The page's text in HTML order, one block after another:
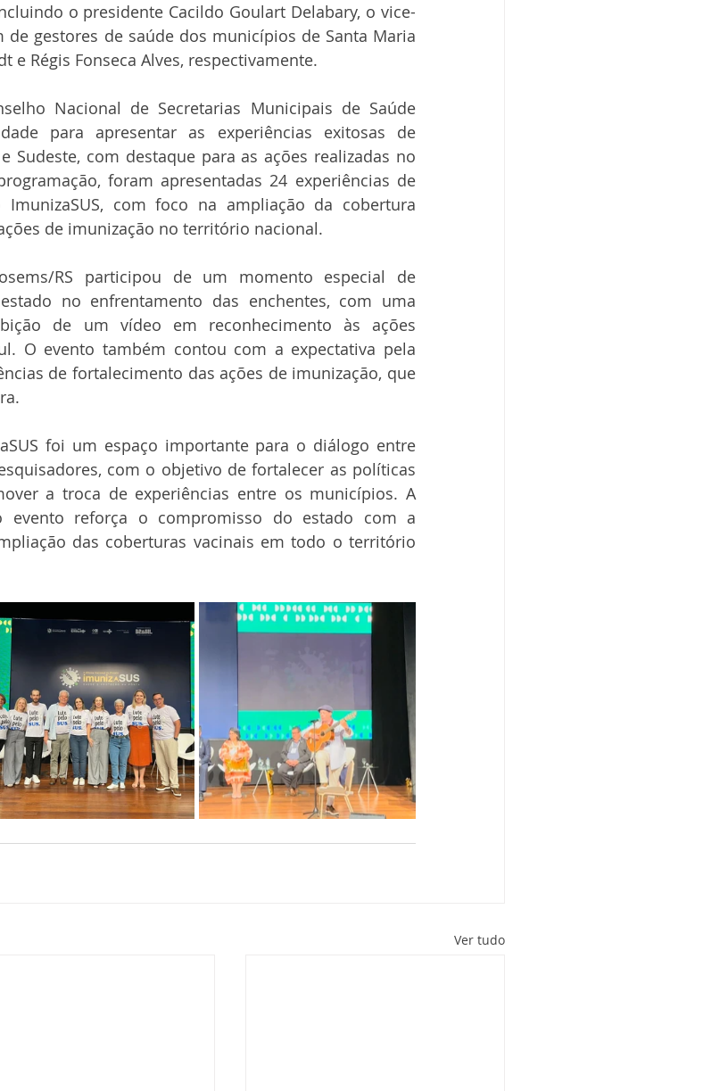
o presidente Cacildo Goulart Delabary, o vice-
de gestores de saúde dos municípios de Santa Maria
e Régis Fonseca Alves, respectivamente.
Nacional de Secretarias Municipais de Saúde
para apresentar as experiências exitosas de
Sudeste, com destaque para as ações realizadas no
foram apresentadas 24 experiências de
com foco na ampliação da cobertura
de imunização no território nacional.
RS participou de um momento especial de
no enfrentamento das enchentes, com uma
de um vídeo em reconhecimento às ações
O evento também contou com a expectativa pela
de fortalecimento das ações de imunização, que
foi um espaço importante para o diálogo entre
com o objetivo de fortalecer as políticas
a troca de experiências entre os municípios. A
evento reforça o compromisso do estado com a
das coberturas vacinais em todo o território
Ver tudo